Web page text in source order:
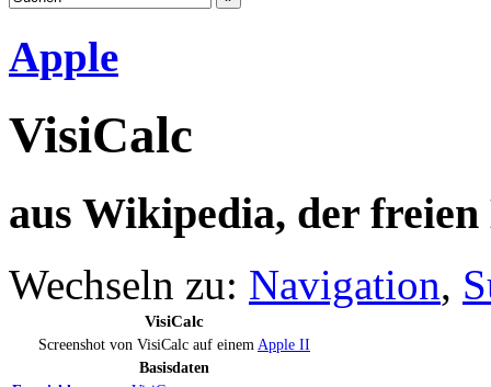
Apple
VisiCalc
aus Wikipedia, der
Wechseln zu: Navigation,
VisiCalc
Screenshot von VisiCalc auf einem Apple II
Basisdaten